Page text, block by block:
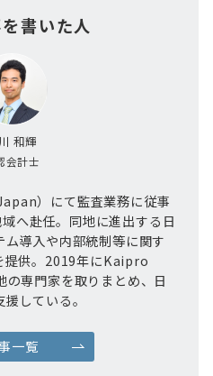
書いた人
和輝
会計士
）にて監査業務に従事
へ赴任。同地に進出する日
導入や内部統制等に関す
提供。2019年にKaipro
専門家を取りまとめ、日
している。
一覧